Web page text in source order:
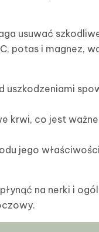
usuwać
potas i magnez,
uszkodzeniami
krwi, co jest
jego
na nerki i